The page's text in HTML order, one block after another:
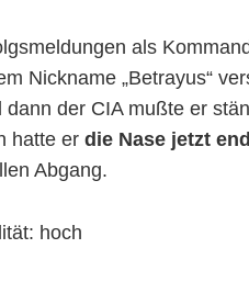
als
Nickname „Betrayus“
der CIA mußte er
hatte er die Nase jetzt
Abgang.
hoch